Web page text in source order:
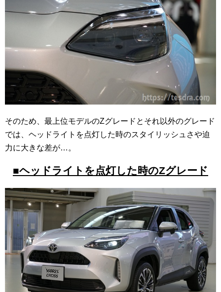
そのため、最上位モデルのZグレードとそれ以外のグレード
では、ヘッドライトを点灯した時のスタイリッシュさや迫
力に大きな差が…。
■ヘッドライトを点灯した時のZグレード